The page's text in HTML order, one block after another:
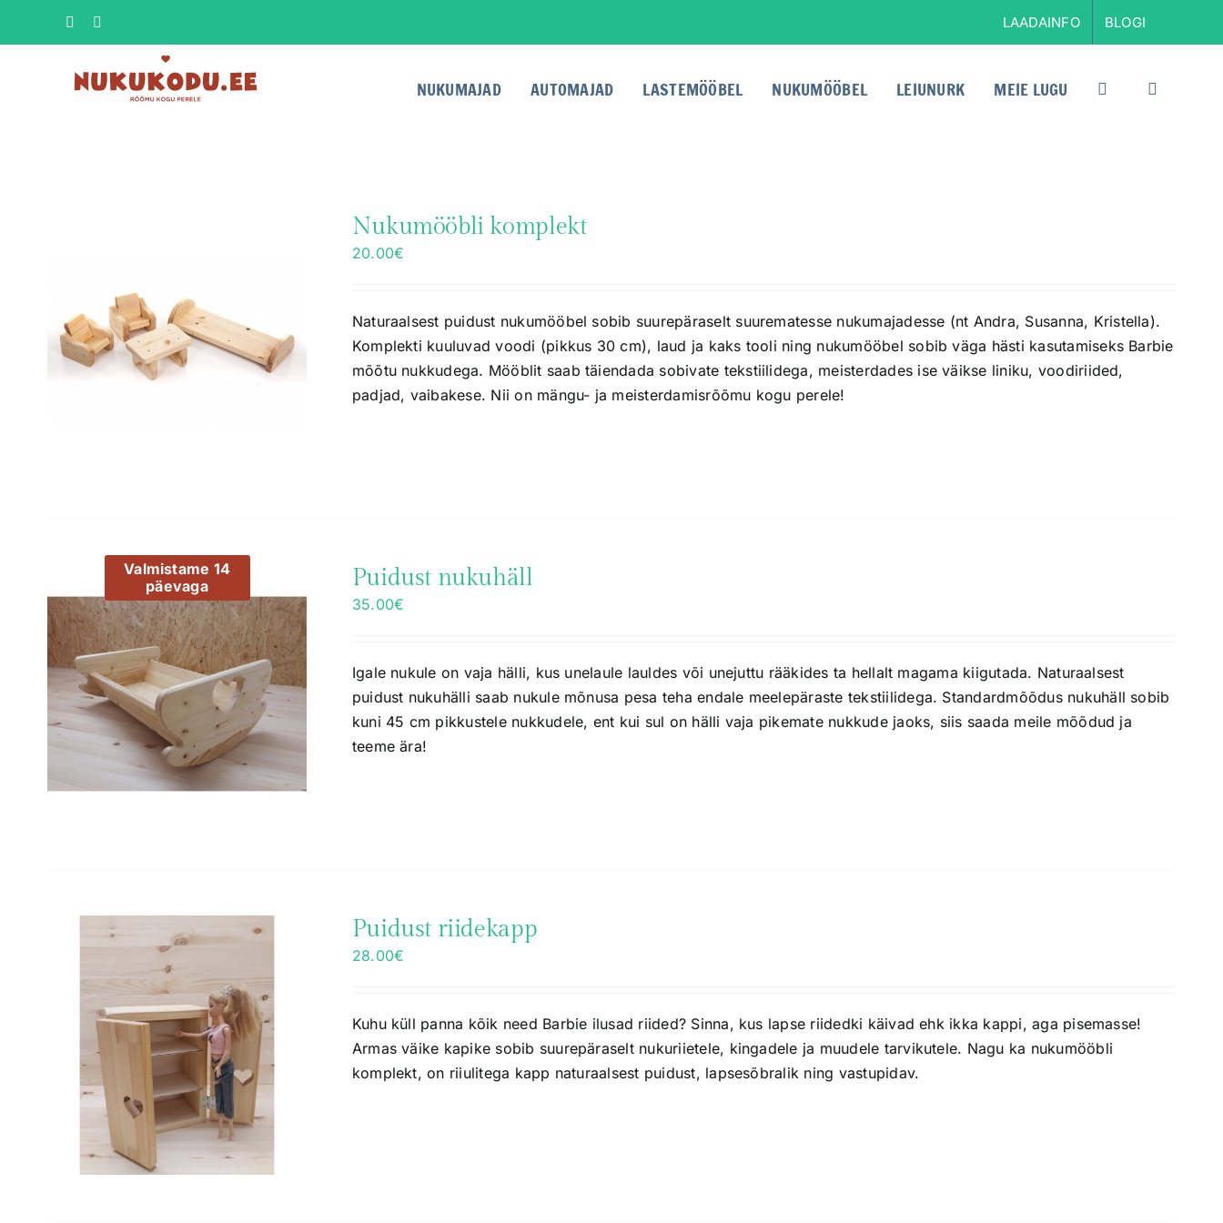
Facebook LAADAINFO BLOGI
NUKUMAJAD AUTOMAJAD LASTEMÖÖBEL NUKUMÖÖBEL LEIUNURK MEIE LUGU
Nukumööbli komplekt
20.00€
Naturaalsest puidust nukumööbel sobib suurepäraselt suurematesse nukumajadesse (nt Andra, Susanna, Kristella).
Komplekti kuuluvad voodi (pikkus 30 cm), laud ja kaks tooli ning nukumööbel sobib väga hästi kasutamiseks Barbie
mõõtu nukkudega. Mööblit saab täiendada sobivate tekstiilidega, meisterdades ise väikse liniku, voodiriided,
padjad, vaibakese. Nii on mängu- ja meisterdamisrõõmu kogu perele!
Valmistame 14
päevaga
Puidust nukuhäll
35.00€
Igale nukule on vaja hälli, kus unelaule lauldes või unejuttu rääkides ta hellalt magama kiigutada. Naturaalsest
puidust nukuhälli saab nukule mõnusa pesa teha endale meelepäraste tekstiilidega. Standardmõõdus nukuhäll sobib
kuni 45 cm pikkustele nukkudele, ent kui sul on hälli vaja pikemate nukkude jaoks, siis saada meile mõõdud ja
teeme ära!
Puidust riidekapp
28.00€
Kuhu küll panna kõik need Barbie ilusad riided? Sinna, kus lapse riidedki käivad ehk ikka kappi, aga pisemasse!
Armas väike kapike sobib suurepäraselt nukuriietele, kingadele ja muudele tarvikutele. Nagu ka nukumööbli
komplekt, on riiulitega kapp naturaalsest puidust, lapsesõbralik ning vastupidav.